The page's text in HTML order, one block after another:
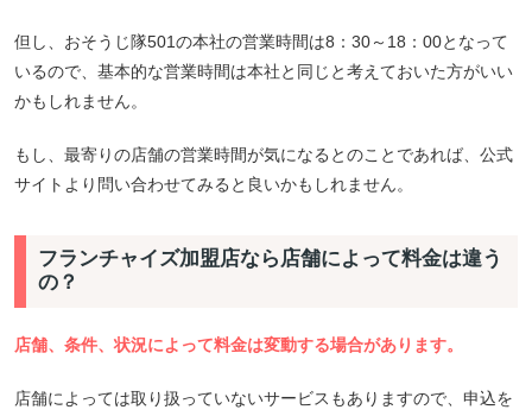
但し、おそうじ隊501の本社の営業時間は8：30～18：00となって
いるので、基本的な営業時間は本社と同じと考えておいた方がいい
かもしれません。
もし、最寄りの店舗の営業時間が気になるとのことであれば、公式
サイトより問い合わせてみると良いかもしれません。
フランチャイズ加盟店なら店舗によって料金は違う
の？
店舗、条件、状況によって料金は変動する場合があります。
店舗によっては取り扱っていないサービスもありますので、申込を